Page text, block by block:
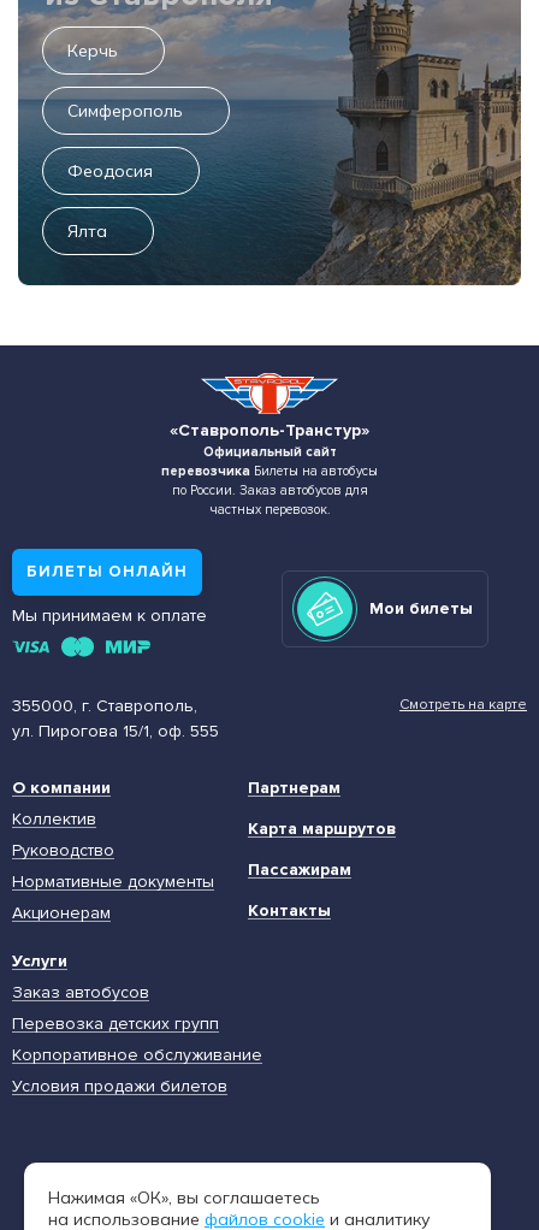
Керчь
Симферополь
Феодосия
Ялта
«Ставрополь-Транстур»
Официальный сайт
перевозчика Билеты на автобусы
по России. Заказ автобусов для
частных перевозок.
355000, г. Ставрополь,
ул. Пирогова 15/1, оф. 555
Смотреть на карте
БИЛЕТЫ ОНЛАЙН
Мы принимаем к оплате Мои билеты
О компании
Коллектив
Руководство
Нормативные документы
Акционерам
Услуги
Заказ автобусов
Перевозка детских групп
Корпоративное обслуживание
Условия продажи билетов
Партнерам
Карта маршрутов
Пассажирам
Контакты
8 (962) 402-65-54
Нажимая «ОК», вы соглашаетесь
на использование файлов cookie и аналитику